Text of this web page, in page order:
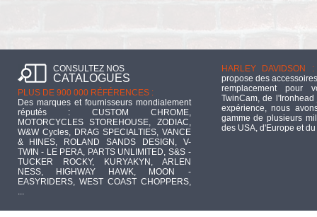
CONSULTEZ NOS
CATALOGUES
PLUS DE 900 000 RÉFÉRENCES :
Des marques et fournisseurs mondialement
réputés : CUSTOM CHROME,
MOTORCYCLES STOREHOUSE, ZODIAC,
W&W Cycles, DRAG SPECIALTIES, VANCE
& HINES, ROLAND SANDS DESIGN, V-
TWIN - LE PERA, PARTS UNLIMITED, S&S -
TUCKER ROCKY, KURYAKYN, ARLEN
NESS, HIGHWAY HAWK, MOON -
EASYRIDERS, WEST COAST CHOPPERS,
...
HARLEY DAVIDSON :
propose des
remplacement pour
TwinCam, de
expérience, nous
gamme de plusieurs
des USA, d'Europe et